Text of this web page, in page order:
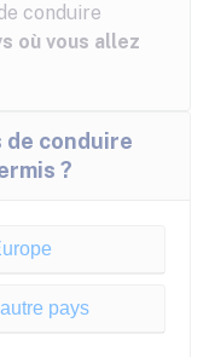
conduire
où vous allez
de conduire
?
pays